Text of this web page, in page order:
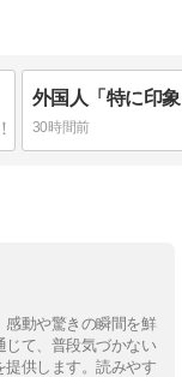
30時間前
動や驚きの瞬間を鮮
て、普段気づかない
提供します。読みやす